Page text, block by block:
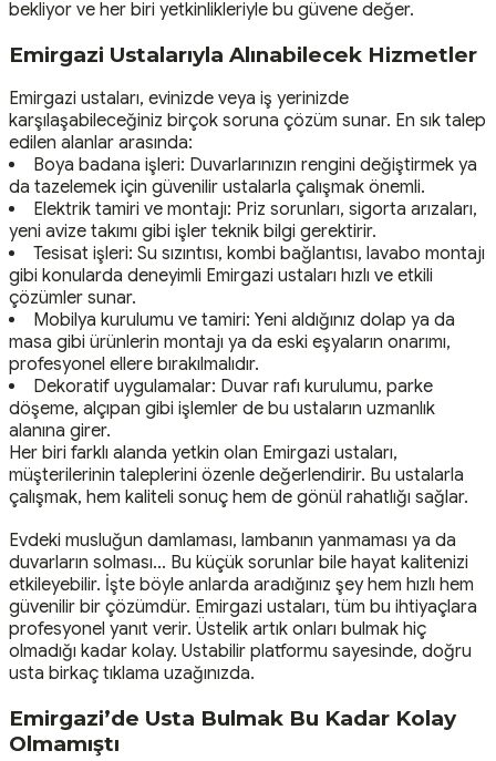
bekliyor ve her biri yetkinlikleriyle bu güvene değer.
Emirgazi Ustalarıyla Alınabilecek Hizmetler
Emirgazi ustaları, evinizde veya iş yerinizde
karşılaşabileceğiniz birçok soruna çözüm sunar. En sık talep
edilen alanlar arasında:
Boya badana işleri: Duvarlarınızın rengini değiştirmek ya
da tazelemek için güvenilir ustalarla çalışmak önemli.
Elektrik tamiri ve montajı: Priz sorunları, sigorta arızaları,
yeni avize takımı gibi işler teknik bilgi gerektirir.
Tesisat işleri: Su sızıntısı, kombi bağlantısı, lavabo montajı
gibi konularda deneyimli Emirgazi ustaları hızlı ve etkili
çözümler sunar.
Mobilya kurulumu ve tamiri: Yeni aldığınız dolap ya da
masa gibi ürünlerin montajı ya da eski eşyaların onarımı,
profesyonel ellere bırakılmalıdır.
Dekoratif uygulamalar: Duvar rafı kurulumu, parke
döşeme, alçıpan gibi işlemler de bu ustaların uzmanlık
alanına girer.
Her biri farklı alanda yetkin olan Emirgazi ustaları,
müşterilerinin taleplerini özenle değerlendirir. Bu ustalarla
çalışmak, hem kaliteli sonuç hem de gönül rahatlığı sağlar.
Evdeki musluğun damlaması, lambanın yanmaması ya da
duvarların solması... Bu küçük sorunlar bile hayat kalitenizi
etkileyebilir. İşte böyle anlarda aradığınız şey hem hızlı hem
güvenilir bir çözümdür. Emirgazi ustaları, tüm bu ihtiyaçlara
profesyonel yanıt verir. Üstelik artık onları bulmak hiç
olmadığı kadar kolay. Ustabilir platformu sayesinde, doğru
usta birkaç tıklama uzağınızda.
Emirgazi’de Usta Bulmak Bu Kadar Kolay
Olmamıştı